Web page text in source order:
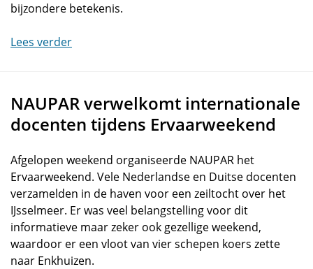
bijzondere betekenis.
Lees verder
NAUPAR verwelkomt internationale
docenten tijdens Ervaarweekend
Afgelopen weekend organiseerde NAUPAR het
Ervaarweekend. Vele Nederlandse en Duitse docenten
verzamelden in de haven voor een zeiltocht over het
IJsselmeer. Er was veel belangstelling voor dit
informatieve maar zeker ook gezellige weekend,
waardoor er een vloot van vier schepen koers zette
naar Enkhuizen.